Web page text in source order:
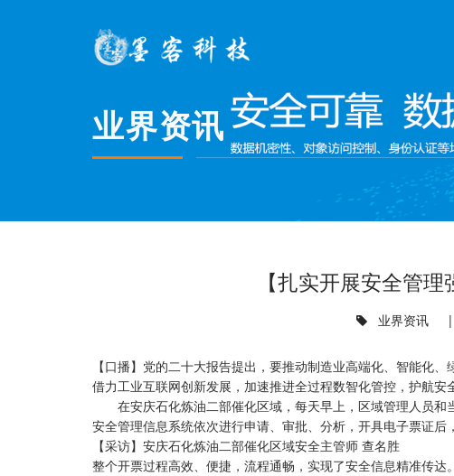
业界资讯
【扎实开展安全管
业界资讯
【口播】党的二十大报告提出，要推动制造业高端化、智能化
借力工业互联网创新发展，加速推进全过程数智化管控，护航安
在安庆石化炼油二部催化区域，每天早上，区域管理人员和
安全管理信息系统依次进行申请、审批、分析，开具电子票证
【采访】安庆石化炼油二部催化区域安全主管师 查名胜
整个开票过程高效、便捷，流程通畅，实现了安全信息精准传达。